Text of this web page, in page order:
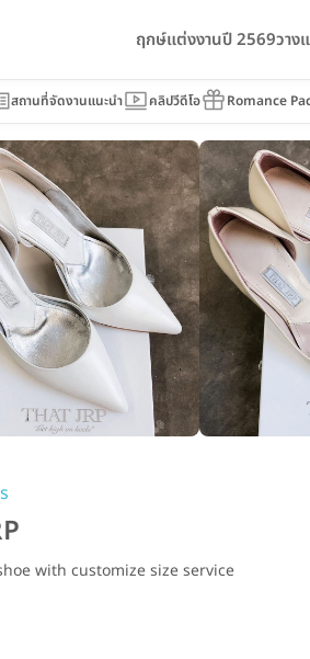
ฤกษ์แต่งงานปี 2569วาง
สถานที่จัดงานแนะนำ คลิปวีดีโอ Romance
with customize size service